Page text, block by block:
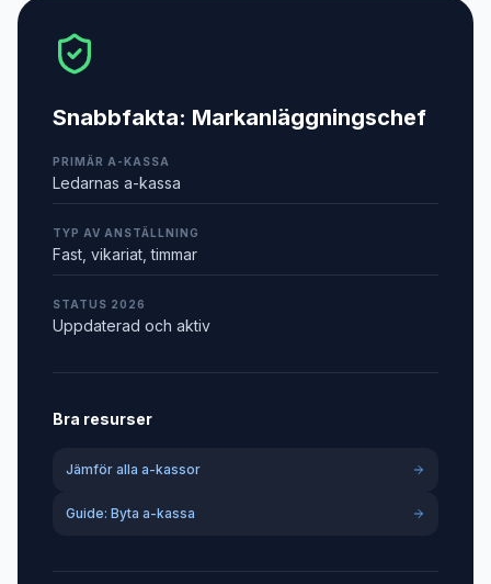
Snabbfakta: Markanläggningschef
PRIMÄR A-KASSA
Ledarnas a-kassa
TYP AV ANSTÄLLNING
Fast, vikariat, timmar
STATUS 2026
Uppdaterad och aktiv
Bra resurser
Jämför alla a-kassor
Guide: Byta a-kassa